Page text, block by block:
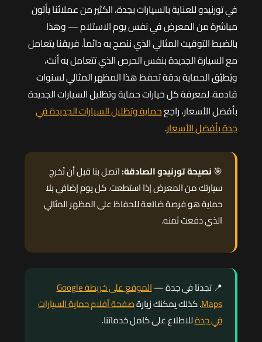
في تورنيدو للعناية بالسيارات بجدة، الكثير من عملائنا يأتون
مباشرة من المعرض في نفس يوم الاستلام — وهذا
بالضبط التوقيت المثالي الذي ننصح به دائماً. فريقنا يتعامل
مع السيارة الجديدة بنفس الحرص الذي تتعامل به أنت،
ويُطبّق الحماية بدقة تحفظ هذا المظهر المثالي لسنوات
قادمة. لمعرفة كل خيارات حماية وتظليل السيارات الجديدة
بأفضل الأسعار، راجعحماية وتظليل السيارات الجديدة في
جدة بأفضل الأسعار.
🎯نصيحة تورنيدو الصادقة:اتصل بنا قبل أن تُخرج
سيارتك من المعرض إذا استطعت. كل يوم إضافي بلا
حماية هو فرصة ضائعة للحفاظ على المظهر المثالي
الذي دفعت ثمنه.
📍 تجدنا في جدة —
الموقع على خريطة Google
Maps. كذلك يمكنك زيارةصفحة أفلام حماية السيارات
في جدةللاطلاع على كامل خدماتنا.